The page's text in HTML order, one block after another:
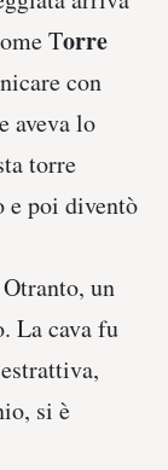
Torre
con
aveva lo
torre
e poi diventò
un
La cava fu
si è